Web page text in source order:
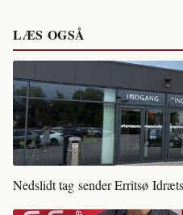
LÆS OGSÅ
Nedslidt tag sender Erritsø